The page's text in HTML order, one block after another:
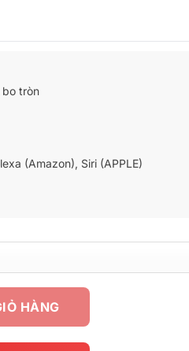
bo tròn
(Amazon), Siri (APPLE)
SH (US) số lượng
HÀNG